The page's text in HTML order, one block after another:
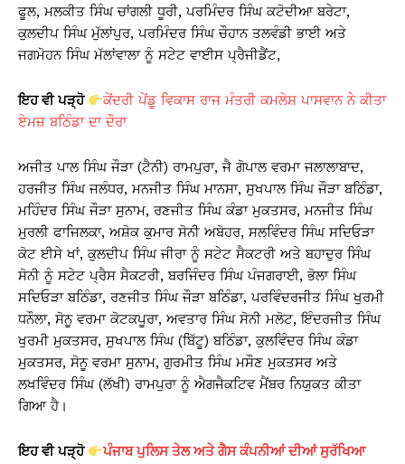
ਫੂਲ, ਮਲਕੀਤ ਸਿੰਘ ਚਾਂਗਲੀ ਧੂਰੀ, ਪਰਮਿੰਦਰ ਸਿੰਘ ਕਟੋਦੀਆ ਬਰੇਟਾ,
ਕੁਲਦੀਪ ਸਿੰਘ ਮੁੱਲਾਂਪੁਰ, ਪਰਮਿੰਦਰ ਸਿੰਘ ਚੌਹਾਨ ਤਲਵੰਡੀ ਭਾਈ ਅਤੇ
ਜਗਮੋਹਨ ਸਿੰਘ ਮੱਲਾਂਵਾਲਾ ਨੂੰ ਸਟੇਟ ਵਾਈਸ ਪ੍ਰੈਜੀਡੈਂਟ,
ਇਹ ਵੀ ਪੜ੍ਹੋ
ਕੇਂਦਰੀ ਪੇਂਡੂ ਵਿਕਾਸ ਰਾਜ ਮੰਤਰੀ ਕਮਲੇਸ਼ ਪਾਸਵਾਨ ਨੇ ਕੀਤਾ
ਏਮਜ਼ ਬਠਿੰਡਾ ਦਾ ਦੌਰਾ
ਅਜੀਤ ਪਾਲ ਸਿੰਘ ਜੌੜਾ (ਟੈਨੀ) ਰਾਮਪੁਰਾ, ਜੈ ਗੋਪਾਲ ਵਰਮਾ ਜਲਾਲਾਬਾਦ,
ਹਰਜੀਤ ਸਿੰਘ ਜਲੰਧਰ, ਮਨਜੀਤ ਸਿੰਘ ਮਾਨਸਾ, ਸੁਖਪਾਲ ਸਿੰਘ ਜੌੜਾ ਬਠਿੰਡਾ,
ਮਹਿੰਦਰ ਸਿੰਘ ਜੌੜਾ ਸੁਨਾਮ, ਰਣਜੀਤ ਸਿੰਘ ਕੰਡਾ ਮੁਕਤਸਰ, ਮਨਜੀਤ ਸਿੰਘ
ਮੁਰਲੀ ਫਾਜਿਲਕਾ, ਅਸ਼ੋਕ ਕੁਮਾਰ ਸੋਨੀ ਅਬੋਹਰ, ਸਲਵਿੰਦਰ ਸਿੰਘ ਸਦਿਓੜਾ
ਕੋਟ ਈਸੇ ਖਾਂ, ਕੁਲਦੀਪ ਸਿੰਘ ਜੀਰਾ ਨੂੰ ਸਟੇਟ ਸੈਕਟਰੀ ਅਤੇ ਬਹਾਦੁਰ ਸਿੰਘ
ਸੋਨੀ ਨੂੰ ਸਟੇਟ ਪ੍ਰੈਸ ਸੈਕਟਰੀ, ਬਰਜਿੰਦਰ ਸਿੰਘ ਪੰਜਗਰਾਈ, ਭੋਲਾ ਸਿੰਘ
ਸਦਿਓੜਾ ਬਠਿੰਡਾ, ਰਣਜੀਤ ਸਿੰਘ ਜੌੜਾ ਬਠਿੰਡਾ, ਪਰਵਿੰਦਰਜੀਤ ਸਿੰਘ ਖੁਰਮੀ
ਧਨੌਲਾ, ਸੋਨੂ ਵਰਮਾ ਕੋਟਕਪੂਰਾ, ਅਵਤਾਰ ਸਿੰਘ ਸੋਨੀ ਮਲੋਟ, ਇੰਦਰਜੀਤ ਸਿੰਘ
ਖੁਰਮੀ ਮੁਕਤਸਰ, ਸੁਖਪਾਲ ਸਿੰਘ (ਬਿੱਟੂ) ਬਠਿੰਡਾ, ਕੁਲਵਿੰਦਰ ਸਿੰਘ ਕੰਡਾ
ਮੁਕਤਸਰ, ਸੋਨੂ ਵਰਮਾ ਸੁਨਾਮ, ਗੁਰਮੀਤ ਸਿੰਘ ਮਸੌਣ ਮੁਕਤਸਰ ਅਤੇ
ਲਖਵਿੰਦਰ ਸਿੰਘ (ਲੱਖੀ) ਰਾਮਪੁਰਾ ਨੂੰ ਐਗਜੈਕਟਿਵ ਮੈਂਬਰ ਨਿਯੁਕਤ ਕੀਤਾ
ਗਿਆ ਹੈ।
ਇਹ ਵੀ ਪੜ੍ਹੋ
ਪੰਜਾਬ ਪੁਲਿਸ ਤੇਲ ਅਤੇ ਗੈਸ ਕੰਪਨੀਆਂ ਦੀਆਂ ਸੁਰੱਖਿਆ